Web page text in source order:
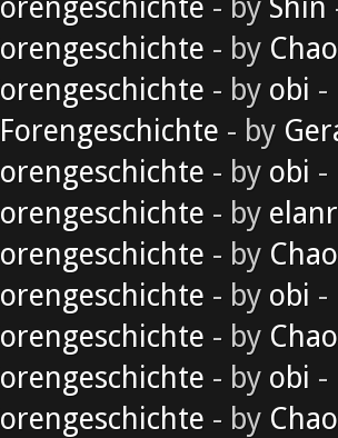
- by Shin
- by
- by obi -
Forengeschichte - by
- by obi -
- by
- by
- by obi -
- by
- by obi -
- by